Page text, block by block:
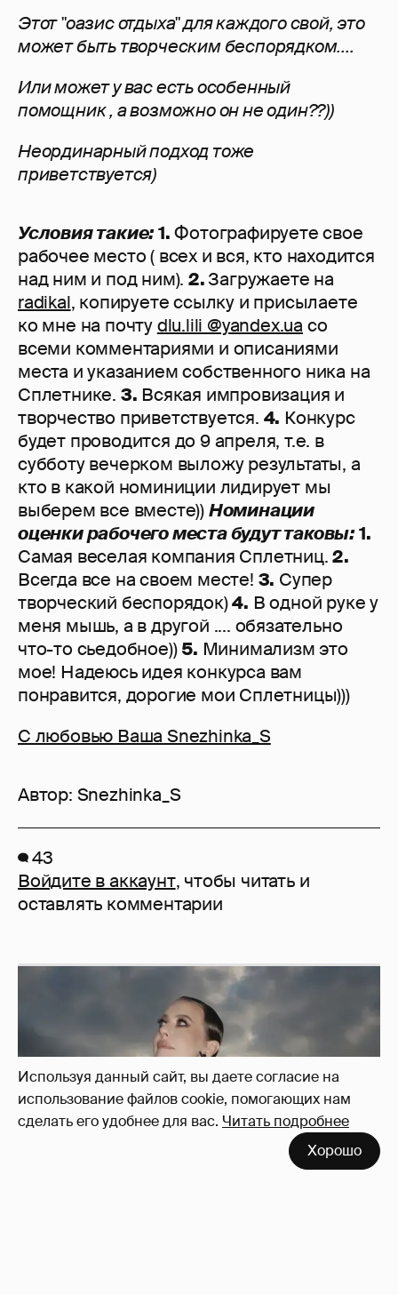
Используя данный сайт, вы даете согласие на
использование файлов cookie, помогающих нам
сделать его удобнее для вас. Читать подробнее
Хорошо
Этот "оазис отдыха" для каждого свой, это
может быть творческим беспорядком....
Или может у вас есть особенный
помощник , а возможно он не один??))
Неординарный подход тоже
приветствуется)
Условия такие:1.Фотографируете свое
рабочее место ( всех и вся, кто находится
над ним и под ним).2.Загружаете на
radikal, копируете ссылку и присылаете
ко мне на почтуdlu.lili @yandex.ua со
всеми комментариями и описаниями
места и указанием собственного ника на
Сплетнике. 3. Всякая импровизация и
творчество приветствуется. 4. Конкурс
будет проводится до 9 апреля, т.е. в
субботу вечерком выложу результаты, а
кто в какой номиниции лидирует мы
выберем все вместе))Номинации
оценки рабочего места будут таковы:1.
Самая веселая компания Сплетниц.2.
Всегда все на своем месте! 3. Супер
творческий беспорядок)4. В одной руке у
меня мышь, а в другой .... обязательно
что-то сьедобное))5. Минимализм это
мое! Надеюсь идея конкурса вам
понравится, дорогие мои Сплетницы)))
С любовью Ваша Snezhinka_S
Автор: Snezhinka_S
43
Войдите в аккаунт, чтобы читать и
оставлять комментарии